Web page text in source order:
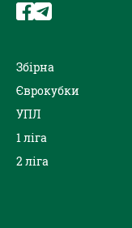
Збірна
Єврокубки
УПЛ
1 ліга
2 ліга